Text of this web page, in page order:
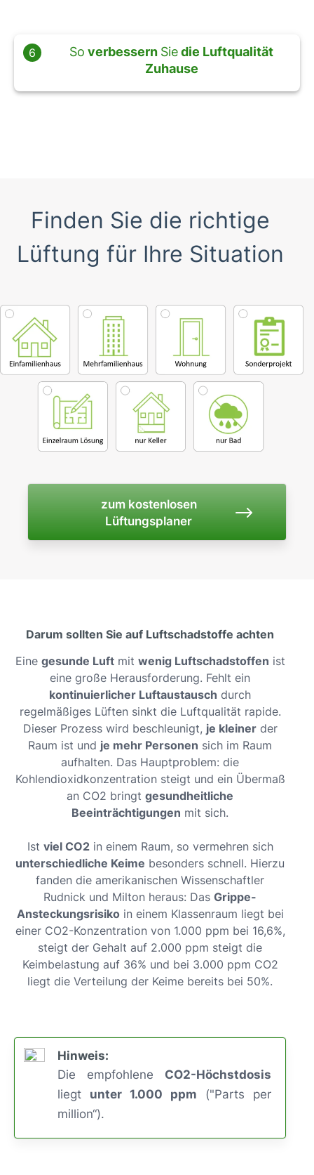
6 So verbessern Siedie Luftqualität
Zuhause
Finden Sie die richtige
Lüftung für Ihre Situation
zum kostenlosen
Lüftungsplaner
Darum sollten Sie auf Luftschadstoffe achten
Eine gesunde Luftmit wenig Luftschadstoffen ist
eine große Herausforderung. Fehlt ein
kontinuierlicher Luftaustausch durch
regelmäßiges Lüften sinkt die Luftqualität rapide.
Dieser Prozess wird beschleunigt, je kleinerder
Raum ist und je mehr Personen sich im Raum
aufhalten. Das Hauptproblem: die
Kohlendioxidkonzentration steigt und ein Übermaß
an CO2 bringt gesundheitliche
Beeinträchtigungen mit sich.
Ist viel CO2in einem Raum, so vermehren sich
unterschiedliche Keime besonders schnell. Hierzu
fanden die amerikanischen Wissenschaftler
Rudnick und Milton heraus: Das Grippe-
Ansteckungsrisikoin einem Klassenraum liegt bei
einer CO2-Konzentration von 1.000 ppm bei 16,6%,
steigt der Gehalt auf 2.000 ppm steigt die
Keimbelastung auf 36% und bei 3.000 ppm CO2
liegt die Verteilung der Keime bereits bei 50%.
Hinweis:
Die empfohlene CO2-Höchstdosis
liegt unter 1.000 ppm ("Parts per
million“).